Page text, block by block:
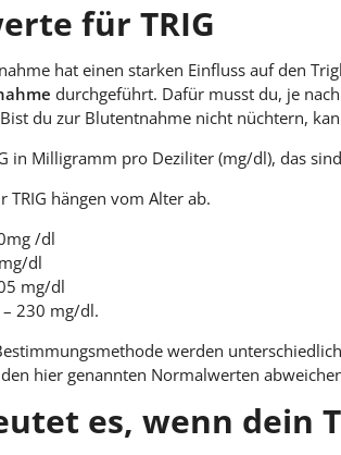
für TRIG
hat einen starken Einfluss auf den
durchgeführt. Dafür musst du, je
du zur Blutentnahme nicht nüchtern,
in Milligramm pro Deziliter (mg/dl), das
hängen vom Alter ab.
/dl
dl
mg/dl
230 mg/dl.
werden
hier genannten Normalwerten
es, wenn dein